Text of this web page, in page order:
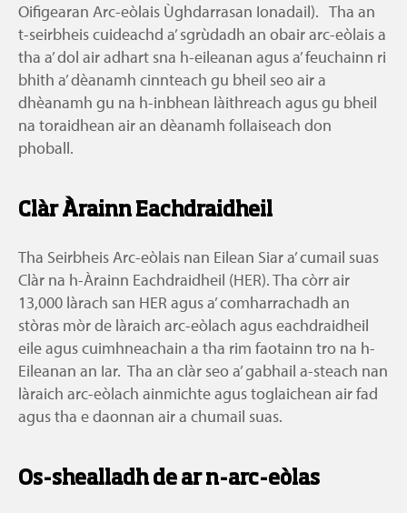
Oifigearan Arc-eòlais Ùghdarrasan Ionadail). Tha an
t-seirbheis cuideachd a’ sgrùdadh an obair arc-eòlais a
tha a’ dol air adhart sna h-eileanan agus a’ feuchainn ri
bhith a’ dèanamh cinnteach gu bheil seo air a
dhèanamh gu na h-inbhean làithreach agus gu bheil
na toraidhean air an dèanamh follaiseach don
phoball.
Clàr Àrainn Eachdraidheil
Tha Seirbheis Arc-eòlais nan Eilean Siar a’ cumail suas
Clàr na h-Àrainn Eachdraidheil (HER). Tha còrr air
13,000 làrach san HER agus a’ comharrachadh an
stòras mòr de làraich arc-eòlach agus eachdraidheil
eile agus cuimhneachain a tha rim faotainn tro na h-
Eileanan an Iar. Tha an clàr seo a’ gabhail a-steach nan
làraich arc-eòlach ainmichte agus toglaichean air fad
agus tha e daonnan air a chumail suas.
Os-shealladh de ar n-arc-eòlas